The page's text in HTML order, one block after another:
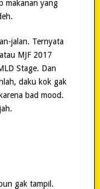
makanan yang
jalan. Ternyata
MJF 2017
Stage. Dan
daku kok gak
bad mood.
gak tampil.